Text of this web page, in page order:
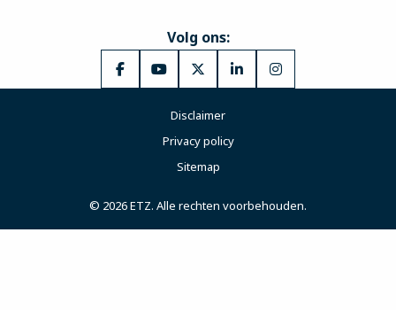
Volg ons:
Ga
Facebook
Ga
YouTube
Ga
X
Ga
Ga
Disclaimer
Privacy policy
Sitemap
© 2026 ETZ. Alle rechten voorbehouden.